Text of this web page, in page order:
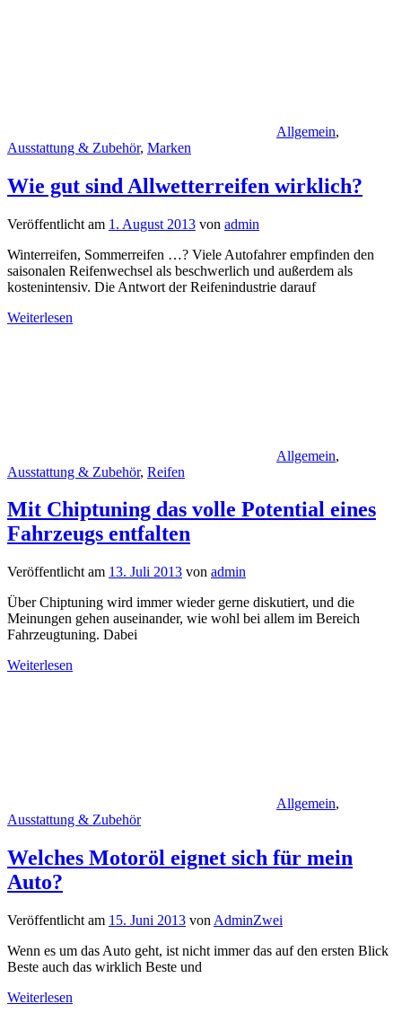
Allgemein,
Ausstattung & Zubehör, Marken
Wie gut sind Allwetterreifen wirklich?
Veröffentlicht am 1. August 2013 von admin
Winterreifen, Sommerreifen …? Viele Autofahrer empfinden den
saisonalen Reifenwechsel als beschwerlich und außerdem als
kostenintensiv. Die Antwort der Reifenindustrie darauf
Weiterlesen
Allgemein,
Ausstattung & Zubehör, Reifen
Mit Chiptuning das volle Potential eines
Fahrzeugs entfalten
Veröffentlicht am 13. Juli 2013 von admin
Über Chiptuning wird immer wieder gerne diskutiert, und die
Meinungen gehen auseinander, wie wohl bei allem im Bereich
Fahrzeugtuning. Dabei
Weiterlesen
Allgemein,
Ausstattung & Zubehör
Welches Motoröl eignet sich für mein
Auto?
Veröffentlicht am 15. Juni 2013 von AdminZwei
Wenn es um das Auto geht, ist nicht immer das auf den ersten Blick
Beste auch das wirklich Beste und
Weiterlesen